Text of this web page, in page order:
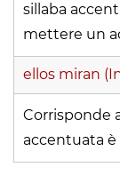
sillaba
mettere un
ellos miran
Corrisponde
accentuata